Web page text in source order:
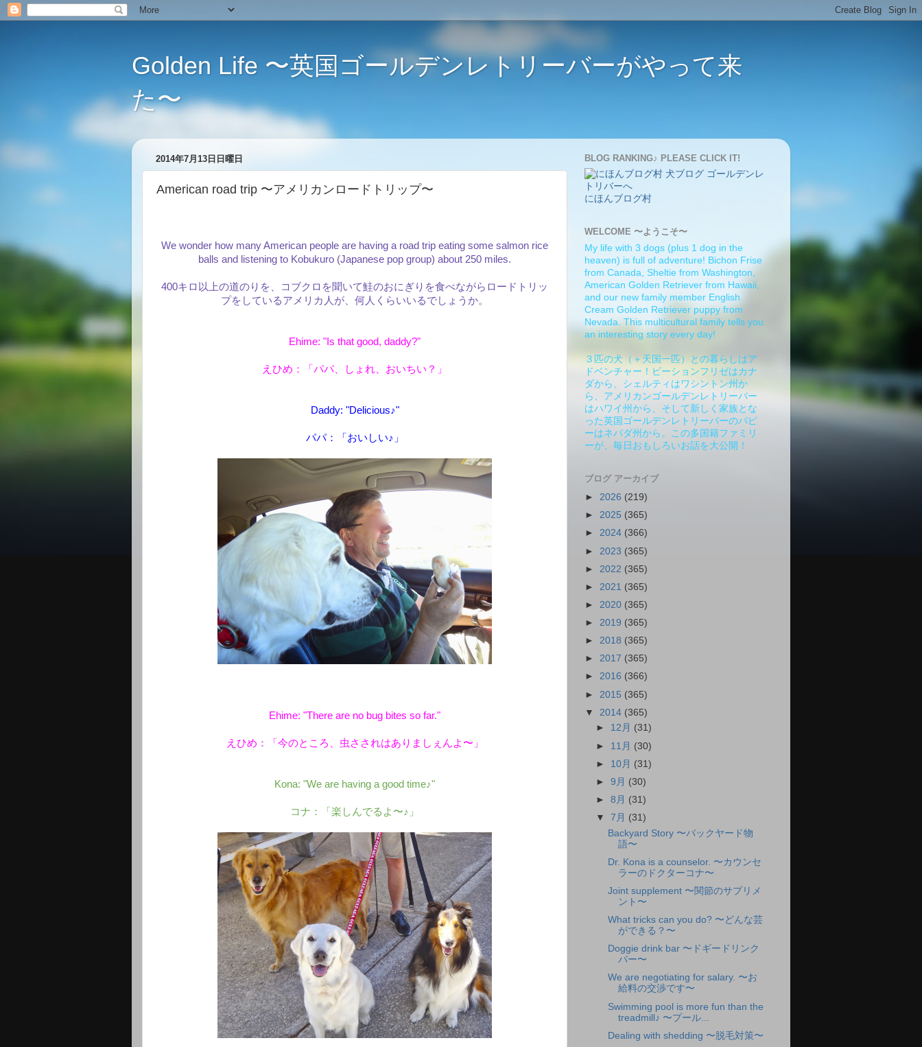
Golden Life 〜英国ゴールデンレトリーバーがやって来
た〜
2014年7月13日日曜日
American road trip 〜アメリカンロードトリップ〜
We wonder how many American people are having a road trip eating some salmon rice
balls and listening to Kobukuro (Japanese pop group) about 250 miles.
400キロ以上の道のりを、コブクロを聞いて鮭のおにぎりを食べながらロードトリッ
プをしているアメリカ人が、何人くらいいるでしょうか。
Ehime: "Is that good, daddy?"
えひめ：「パパ、しょれ、おいちい？」
Daddy: "Delicious♪"
パパ：「おいしい♪」
Ehime: "There are no bug bites so far."
えひめ：「今のところ、虫さされはありましぇんよ〜」
Kona: "We are having a good time♪"
コナ：「楽しんでるよ〜♪」
BLOG RANKING♪ PLEASE CLICK IT!
にほんブログ村
WELCOME 〜ようこそ〜
My life with 3 dogs (plus 1 dog in the
heaven) is full of adventure! Bichon Frise
from Canada, Sheltie from Washington,
American Golden Retriever from Hawaii,
and our new family member English
Cream Golden Retriever puppy from
Nevada. This multicultural family tells you
an interesting story every day!
３匹の犬（＋天国一匹）との暮らしはア
ドベンチャー！ビーションフリゼはカナ
ダから、シェルティはワシントン州か
ら、アメリカンゴールデンレトリーバー
はハワイ州から、そして新しく家族とな
った英国ゴールデンレトリーバーのパピ
ーはネバダ州から。この多国籍ファミリ
ーが、毎日おもしろいお話を大公開！
ブログ アーカイブ
► 2026 (219)
► 2025 (365)
► 2024 (366)
► 2023 (365)
► 2022 (365)
► 2021 (365)
► 2020 (365)
► 2019 (365)
► 2018 (365)
► 2017 (365)
► 2016 (366)
► 2015 (365)
▼ 2014 (365)
► 12月 (31)
► 11月 (30)
► 10月 (31)
►9月 (30)
►8月 (31)
▼7月 (31)
Backyard Story 〜バックヤード物
語〜
Dr. Kona is a counselor. 〜カウンセ
ラーのドクターコナ〜
Joint supplement 〜関節のサプリメ
ント〜
What tricks can you do? 〜どんな芸
ができる？〜
Doggie drink bar 〜ドギードリンク
パー〜
We are negotiating for salary. 〜お
給料の交渉です〜
Swimming pool is more fun than the
treadmill♪ 〜プール...
Dealing with shedding 〜脱毛対策〜